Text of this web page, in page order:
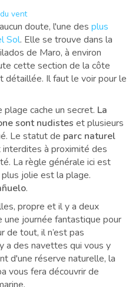
vent
doute, l'une des plus
Sol. Elle se trouve dans la
de Maro, à environ
cette section de la côte
Il faut le voir pour le
plage cache un secret. La
sont nudistes et plusieurs
Le statut de parc naturel
à proximité des
La règle générale ici est
jolie est la plage.
.
propre et il y a deux
une journée fantastique pour
de tout, il n’est pas
a des navettes qui vous y
d'une réserve naturelle, la
vous fera découvrir de